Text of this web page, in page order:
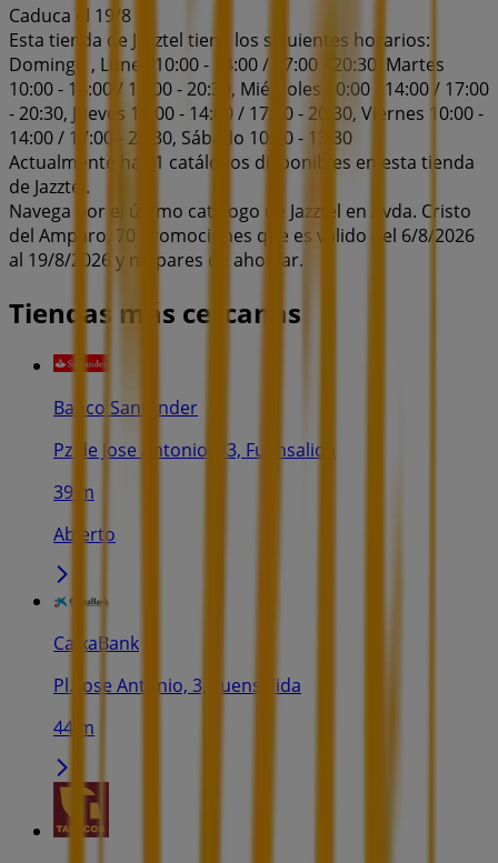
Caduca el 19/8
Esta tienda de Jazztel tiene los siguientes horarios:
Domingo , Lunes 10:00 - 14:00 / 17:00 - 20:30, Martes
10:00 - 14:00 / 17:00 - 20:30, Miércoles 10:00 - 14:00 / 17:00
- 20:30, Jueves 10:00 - 14:00 / 17:00 - 20:30, Viernes 10:00 -
14:00 / 17:00 - 20:30, Sábado 10:00 - 13:30
Actualmente hay 1 catálogos disponibles en esta tienda
de Jazztel.
Navega por el último catálogo de Jazztel en Avda. Cristo
del Amparo, 70 Promociones que es válido del 6/8/2026
al 19/8/2026 y no pares de ahorrar.
Tiendas más cercanas
Banco Santander
Pz de Jose Antonio, 13, Fuensalida
39 m
Abierto
CaixaBank
Pl. Jose Antonio, 3, Fuensalida
44 m